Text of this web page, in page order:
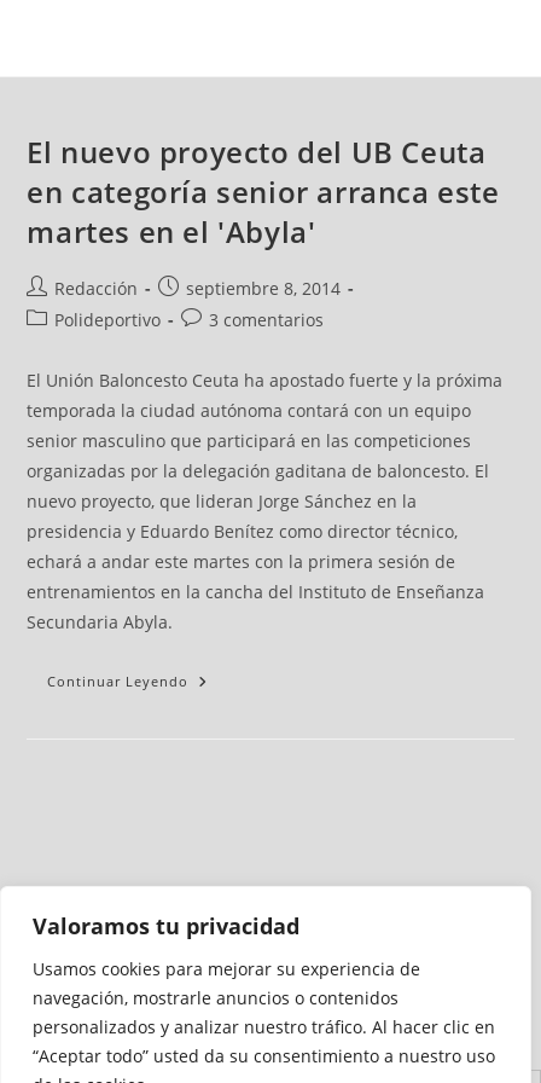
Valoramos tu privacidad
Usamos cookies para mejorar su experiencia de
navegación, mostrarle anuncios o contenidos
personalizados y analizar nuestro tráfico. Al hacer clic en
“Aceptar todo” usted da su consentimiento a nuestro uso
El nuevo proyecto del UB Ceuta
en categoría senior arranca este
martes en el 'Abyla'
Redacción
septiembre 8, 2014
Polideportivo
3 comentarios
El Unión Baloncesto Ceuta ha apostado fuerte y la próxima
temporada la ciudad autónoma contará con un equipo
senior masculino que participará en las competiciones
organizadas por la delegación gaditana de baloncesto. El
nuevo proyecto, que lideran Jorge Sánchez en la
presidencia y Eduardo Benítez como director técnico,
echará a andar este martes con la primera sesión de
entrenamientos en la cancha del Instituto de Enseñanza
Secundaria Abyla.
Continuar Leyendo
Medio auditado por